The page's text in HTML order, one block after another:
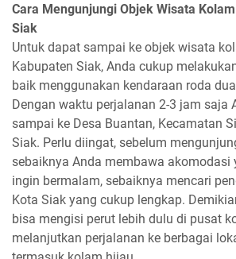
Cara Mengunjungi Objek Wisata
Siak
Untuk dapat sampai ke objek wisata
Kabupaten Siak, Anda cukup
baik menggunakan kendaraan roda
Dengan waktu perjalanan 2-3 jam saja
sampai ke Desa Buantan, Kecamatan
Siak. Perlu diingat, sebelum
sebaiknya Anda membawa akomodasi
ingin bermalam, sebaiknya mencari
Kota Siak yang cukup lengkap.
bisa mengisi perut lebih dulu di pusat
melanjutkan perjalanan ke berbagai